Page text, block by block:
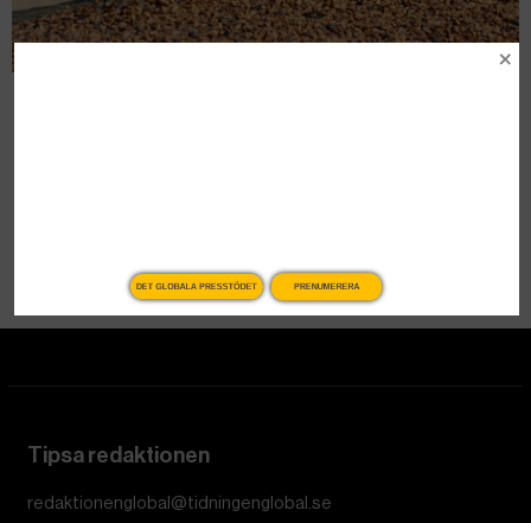
Tipsa redaktionen
redaktionenglobal@tidningenglobal.se
DET GLOBALA PRESSTÖDET PRENUMERERA